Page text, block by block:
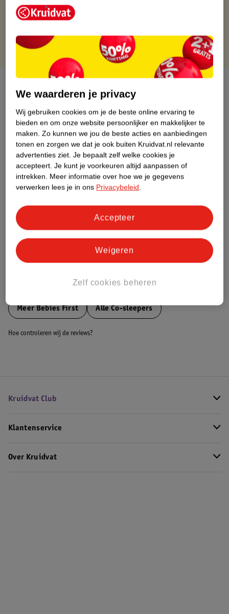
Gratis retourneren via verkooppartner.
Gratis punten met je Kruidvat kaart
Productinformatie
Etiketinformatie
Nature Impact Score
Dit product heeft (nog) geen Nature
Meer informatie
Bestel & Bezorginformatie
Meer Bebies First Alle Co-sleepers
Hoe controleren wij de reviews?
Kruidvat Club
Klantenservice
Over Kruidvat
We waarderen je privacy
Wij gebruiken cookies om je de beste online ervaring te
bieden en om onze website persoonlijker en makkelijker te
maken. Zo kunnen we jou de beste acties en aanbiedingen
tonen en zorgen we dat je ook buiten Kruidvat.nl relevante
advertenties ziet. Je bepaalt zelf welke cookies je
accepteert. Je kunt je voorkeuren altijd aanpassen of
intrekken. Meer informatie over hoe we je gegevens
verwerken lees je in ons Privacybeleid.
Zelf cookies beheren
Weigeren
Accepteer